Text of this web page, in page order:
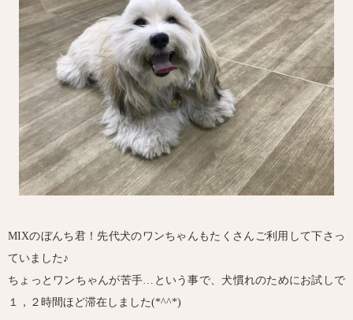
MIXのぼんち君！先代犬のワンちゃんもたくさんご利用して下さっ
ていました♪
ちょっとワンちゃんが苦手…という事で、犬慣れのためにお試しで
１，２時間ほど滞在しました(*^^*)